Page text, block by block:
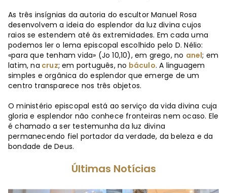
As três insígnias da autoria do escultor Manuel Rosa
desenvolvem a ideia do esplendor da luz divina cujos
raios se estendem até às extremidades. Em cada uma
podemos ler o lema episcopal escolhido pelo D. Nélio:
«para que tenham vida» (Jo 10,10), em grego, no anel; em
latim, na cruz; em português, no báculo. A linguagem
simples e orgânica do esplendor que emerge de um
centro transparece nos três objetos.
O ministério episcopal está ao serviço da vida divina cuja
gloria e esplendor não conhece fronteiras nem ocaso. Ele
é chamado a ser testemunha da luz divina
permanecendo fiel portador da verdade, da beleza e da
bondade de Deus.
Últimas Notícias